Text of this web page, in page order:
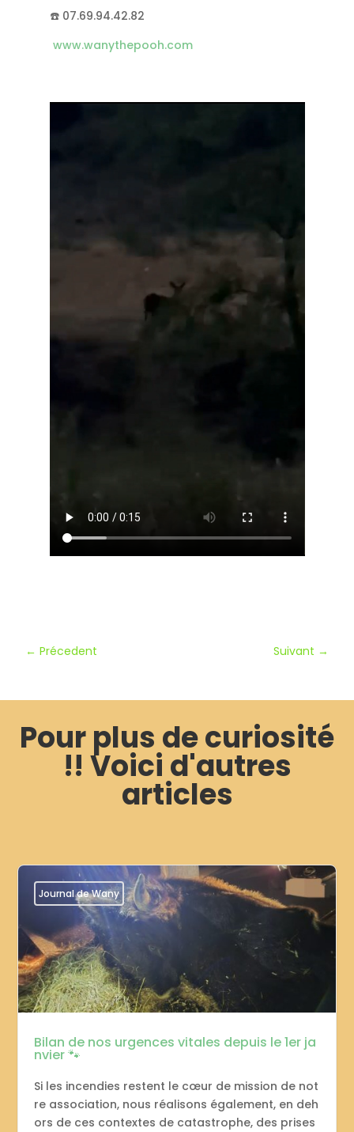
☎️ 07.69.94.42.82
www.wanythepooh.com
←Précedent Suivant →
Pour plus de curiosité
!! Voici d'autres
articles
Journal de Wany
Bilan de nos urgences vitales depuis le 1er ja
nvier 🐾
Si les incendies restent le cœur de mission de not
re association, nous réalisons également, en deh
ors de ces contextes de catastrophe, des prises